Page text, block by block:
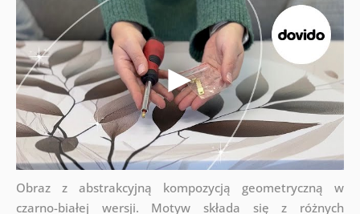
Obraz z abstrakcyjną kompozycją geometryczną w
czarno-białej wersji. Motyw składa się z różnych